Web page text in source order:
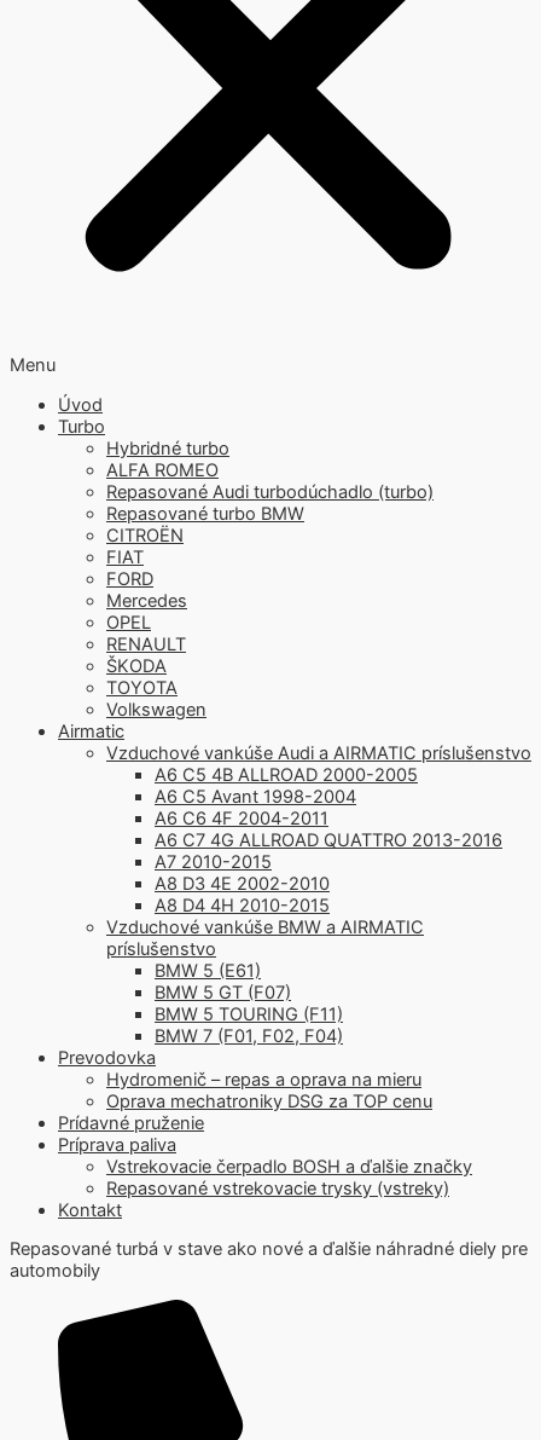
Menu
Úvod
Turbo
Hybridné turbo
ALFA ROMEO
Repasované Audi turbodúchadlo (turbo)
Repasované turbo BMW
CITROËN
FIAT
FORD
Mercedes
OPEL
RENAULT
ŠKODA
TOYOTA
Volkswagen
Airmatic
Vzduchové vankúše Audi a AIRMATIC príslušenstvo
A6 C5 4B ALLROAD 2000-2005
A6 C5 Avant 1998-2004
A6 C6 4F 2004-2011
A6 C7 4G ALLROAD QUATTRO 2013-2016
A7 2010-2015
A8 D3 4E 2002-2010
A8 D4 4H 2010-2015
Vzduchové vankúše BMW a AIRMATIC
príslušenstvo
BMW 5 (E61)
BMW 5 GT (F07)
BMW 5 TOURING (F11)
BMW 7 (F01, F02, F04)
Prevodovka
Hydromenič – repas a oprava na mieru
Oprava mechatroniky DSG za TOP cenu
Prídavné pruženie
Príprava paliva
Vstrekovacie čerpadlo BOSH a ďalšie značky
Repasované vstrekovacie trysky (vstreky)
Kontakt
Repasované turbá v stave ako nové a ďalšie náhradné diely pre
automobily